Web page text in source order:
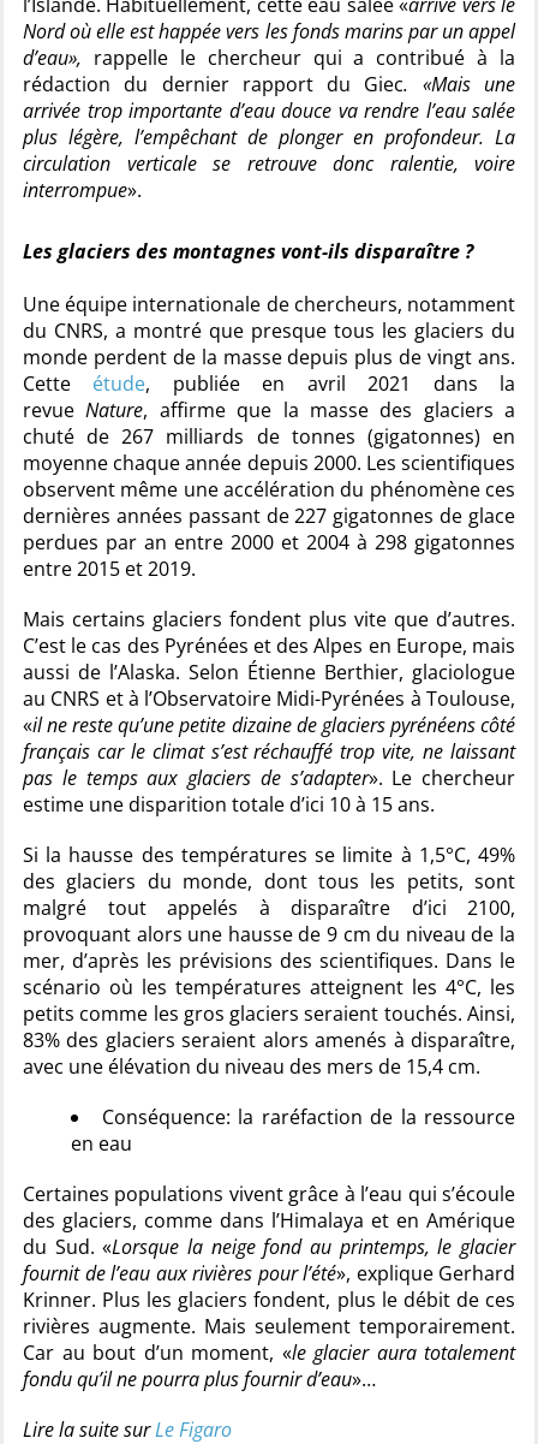
Nord où elle est happée vers les fonds marins par un appel
d’eau», rappelle le chercheur qui a contribué à la
rédaction du dernier rapport du Giec. «Mais une
arrivée trop importante d’eau douce va rendre l’eau salée
plus légère, l’empêchant de plonger en profondeur. La
circulation verticale se retrouve donc ralentie, voire
interrompue».
Les glaciers des montagnes vont-ils disparaître ?
Une équipe internationale de chercheurs, notamment
du CNRS, a montré que presque tous les glaciers du
monde perdent de la masse depuis plus de vingt ans.
Cette étude, publiée en avril 2021 dans la
revueNature, affirme que la masse des glaciers a
chuté de 267 milliards de tonnes (gigatonnes) en
moyenne chaque année depuis 2000. Les scientifiques
observent même une accélération du phénomène ces
dernières années passant de 227 gigatonnes de glace
perdues par an entre 2000 et 2004 à 298 gigatonnes
entre 2015 et 2019.
Mais certains glaciers fondent plus vite que d’autres.
C’est le cas des Pyrénées et des Alpes en Europe, mais
aussi de l’Alaska. Selon Étienne Berthier, glaciologue
au CNRS et à l’Observatoire Midi-Pyrénées à Toulouse,
«il ne reste qu’une petite dizaine de glaciers pyrénéens côté
français car le climat s’est réchauffé trop vite, ne laissant
pas le temps aux glaciers de s’adapter». Le chercheur
estime une disparition totale d’ici 10 à 15 ans.
Si la hausse des températures se limite à 1,5°C, 49%
des glaciers du monde, dont tous les petits, sont
malgré tout appelés à disparaître d’ici 2100,
provoquant alors une hausse de 9 cm du niveau de la
mer, d’après les prévisions des scientifiques. Dans le
scénario où les températures atteignent les 4°C, les
petits comme les gros glaciers seraient touchés. Ainsi,
83% des glaciers seraient alors amenés à disparaître,
avec une élévation du niveau des mers de 15,4 cm.
Conséquence: la raréfaction de la ressource
en eau
Certaines populations vivent grâce à l’eau qui s’écoule
des glaciers, comme dans l’Himalaya et en Amérique
du Sud. «Lorsque la neige fond au printemps, le glacier
fournit de l’eau aux rivières pour l’été», explique Gerhard
Krinner. Plus les glaciers fondent, plus le débit de ces
rivières augmente. Mais seulement temporairement.
Car au bout d’un moment, «le glacier aura totalement
fondu qu’il ne pourra plus fournir d’eau»…
Lire la suite surLe Figaro